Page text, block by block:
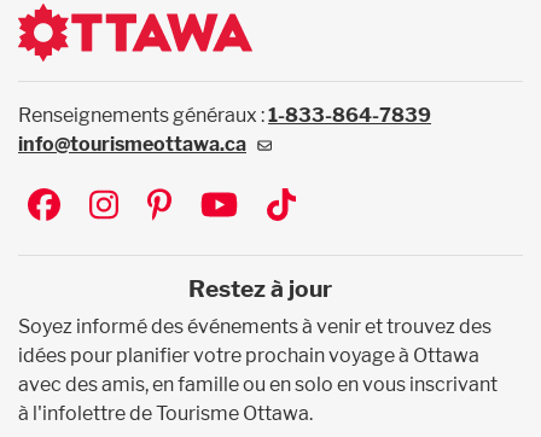
Renseignements généraux :1-833-864-7839
info@tourismeottawa.ca
Social
Restez à jour
Soyez informé des événements à venir et trouvez des
idées pour planifier votre prochain voyage à Ottawa
avec des amis, en famille ou en solo en vous inscrivant
à l'infolettre de Tourisme Ottawa.